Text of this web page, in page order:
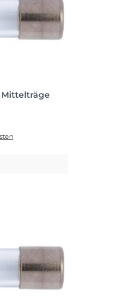
Mittelträge